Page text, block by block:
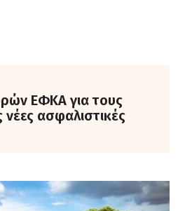
ΕΦΚΑ για τους
ασφαλιστικές